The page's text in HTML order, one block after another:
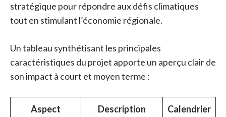
stratégique pour répondre aux défis climatiques
tout en stimulant l’économie régionale.
Un tableau synthétisant les principales
caractéristiques du projet apporte un aperçu clair de
son impact à court et moyen terme :
Aspect Description Calendrier